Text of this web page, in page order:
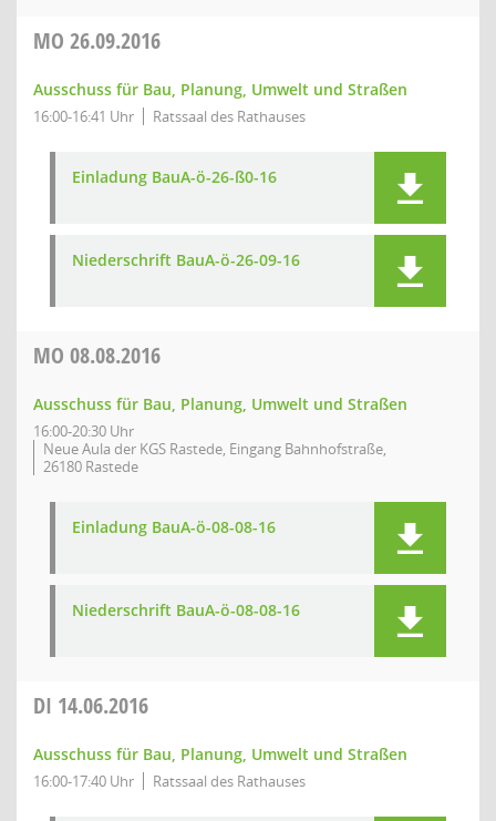
MO 26.09.2016
Ausschuss für Bau, Planung, Umwelt und Straßen
16:00-16:41 Uhr Ratssaal des Rathauses
Einladung BauA-ö-26-ß0-16
Niederschrift BauA-ö-26-09-16
MO 08.08.2016
Ausschuss für Bau, Planung, Umwelt und Straßen
16:00-20:30 Uhr
Neue Aula der KGS Rastede, Eingang Bahnhofstraße,
26180 Rastede
Einladung BauA-ö-08-08-16
Niederschrift BauA-ö-08-08-16
DI 14.06.2016
Ausschuss für Bau, Planung, Umwelt und Straßen
16:00-17:40 Uhr Ratssaal des Rathauses